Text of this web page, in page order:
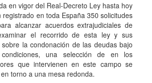
en vigor del Real-Decreto Ley hasta hoy
registrado en toda España 350 solicitudes
alcanzar acuerdos extrajudiciales de
el recorrido de esta ley y sus
sobre la condonación de las deudas bajo
condiciones, una selección de en los
que intervienen en este campo se
torno a una mesa redonda.